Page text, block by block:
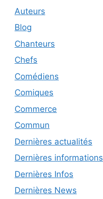
Auteurs
Blog
Chanteurs
Chefs
Comédiens
Comiques
Commerce
Commun
Dernières actualités
Dernières informations
Dernières Infos
Dernières News